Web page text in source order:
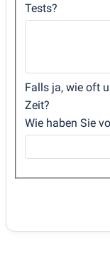
Tests?
Falls ja, wie oft
Zeit?
Wie haben Sie